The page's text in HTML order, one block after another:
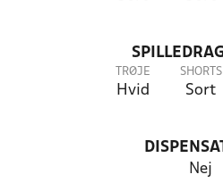
TRØJE
Hvid
SHORTS
Sort
Nej